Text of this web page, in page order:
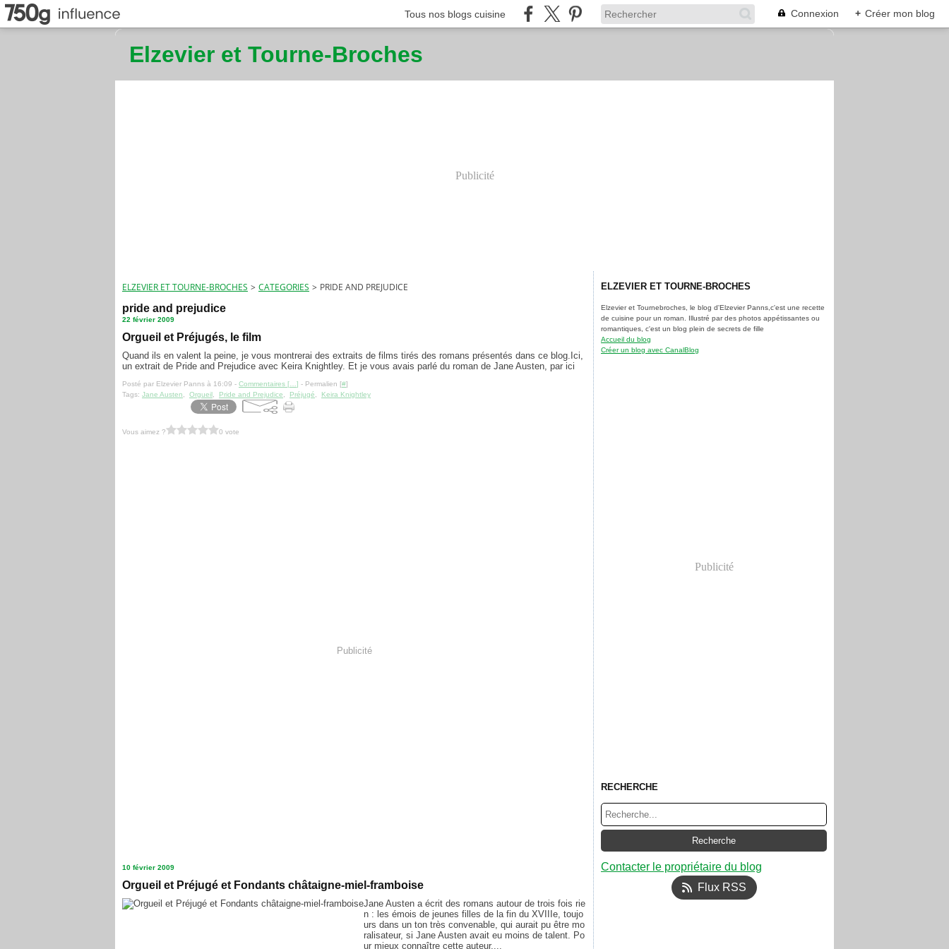
Tous nos blogs cuisine Connexion + Créer mon blog
Elzevier et Tourne-Broches
Publicité
ELZEVIER ET TOURNE-BROCHES > CATEGORIES > PRIDE AND PREJUDICE
pride and prejudice
22 février 2009
Orgueil et Préjugés, le film
Quand ils en valent la peine, je vous montrerai des extraits de films tirés des romans présentés dans ce blog.Ici,
un extrait de Pride and Prejudice avec Keira Knightley. Et je vous avais parlé du roman de Jane Austen, par ici
Posté par Elzevier Panns à 16:09 - Commentaires [ ] - Permalien [#]
Tags: Jane Austen Orgueil Pride and Prejudice Préjugé Keira Knightley
Vous aimez ? 0 vote
Publicité
10 février 2009
Orgueil et Préjugé et Fondants châtaigne-miel-framboise
Jane Austen a écrit des romans autour de trois fois rie
n : les émois de jeunes filles de la fin du XVIIIe, toujo
urs dans un ton très convenable, qui aurait pu être mo
ralisateur, si Jane Austen avait eu moins de talent. Po
ur mieux connaître cette auteur,...
ELZEVIER ET TOURNE-BROCHES
Elzevier et Tournebroches, le blog d'Elzevier Panns,c'est une recette
de cuisine pour un roman. Illustré par des photos appétissantes ou
romantiques, c'est un blog plein de secrets de fille
Accueil du blog
Créer un blog avec CanalBlog
Publicité
RECHERCHE
Contacter le propriétaire du blog
Flux RSS